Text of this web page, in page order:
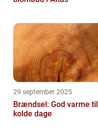
29 september 2025
Brændsel: God varme til
kolde dage